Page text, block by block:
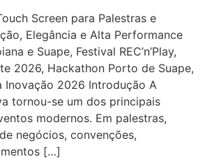
Screen para Palestras e
Elegância e Alta Performance
e Suape, Festival REC’n’Play,
2026, Hackathon Porto de Suape,
Inovação 2026 Introdução A
tornou-se um dos principais
modernos. Em palestras,
negócios, convenções,
[…]